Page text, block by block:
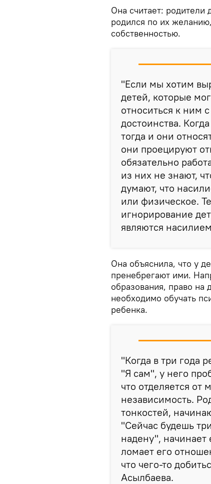
Она считает:
родился по их
собственностью.
"Если мы хотим
детей, которые
относиться к ним
достоинства.
тогда и они
они проецируют
обязательно
из них не знают,
думают, что
или физическое.
игнорирование
являются
Она объяснила, что у
пренебрегают ими.
образования, право
необходимо обучать
ребенка.
"Когда в три года
"Я сам", у него
что отделяется от
независимость.
тонкостей,
"Сейчас будешь
надену", начинает
ломает его
что чего-то
Асылбаева.